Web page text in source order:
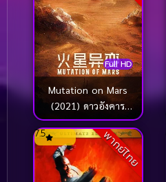
Full HD
Mutation on Mars
(2021) ดาวอังคาร
วิกฤตการณ์กลายพันธุ์
พากย์ไทย
7.5